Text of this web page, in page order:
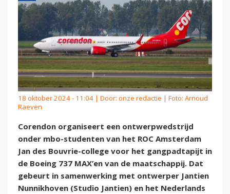
18 oktober 2024 - 11:04 | Door: onze redactie | Foto: Arnoud
Raeven
Corendon organiseert een ontwerpwedstrijd
onder mbo-studenten van het ROC Amsterdam
Jan des Bouvrie-college voor het gangpadtapijt in
de Boeing 737 MAX’en van de maatschappij. Dat
gebeurt in samenwerking met ontwerper Jantien
Nunnikhoven (Studio Jantien) en het Nederlands